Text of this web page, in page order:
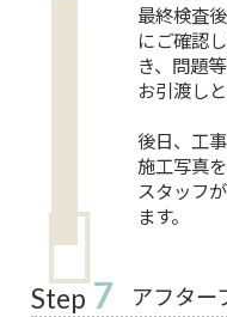
最終検査
にご確認
き、問題
お引渡し
後日、工事
施工写真
スタッフ
ます。
Step 7 アフター